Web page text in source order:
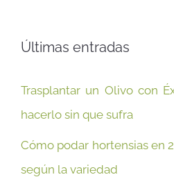
Últimas entradas
Trasplantar un Olivo con
hacerlo sin que sufra
Cómo podar hortensias en
según la variedad